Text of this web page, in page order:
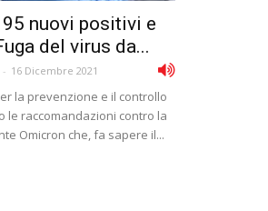
nuovi positivi e
del virus da...
- 16 Dicembre 2021
la prevenzione e il controllo
le raccomandazioni contro la
Omicron che, fa sapere il...